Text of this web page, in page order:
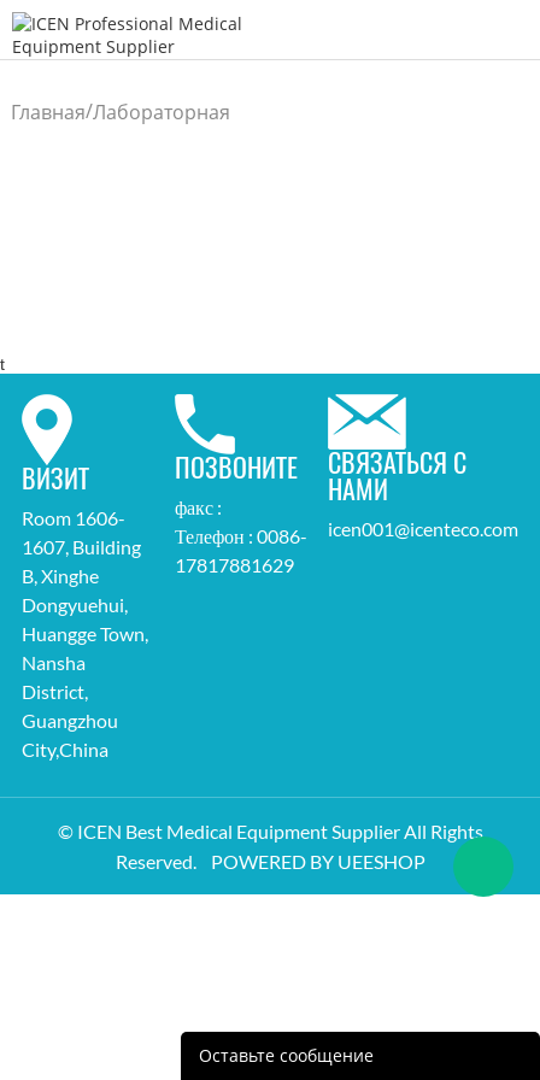
Главная/Лабораторная
t
ВИЗИТ
Room 1606-
1607, Building
B, Xinghe
Dongyuehui,
Huangge Town,
Nansha
District,
Guangzhou
City,China
ПОЗВОНИТЕ
факс :
Телефон : 0086-
17817881629
СВЯЗАТЬСЯ С
НАМИ
icen001@icenteco.com
© ICEN Best Medical Equipment Supplier All Rights
Reserved. POWERED BY UEESHOP
Оставьте сообщение